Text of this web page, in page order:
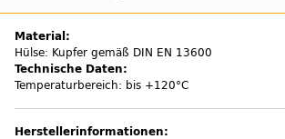
Material:
Hülse: Kupfer gemäß DIN EN 13600
Technische Daten:
Temperaturbereich: bis +120°C
Herstellerinformationen: